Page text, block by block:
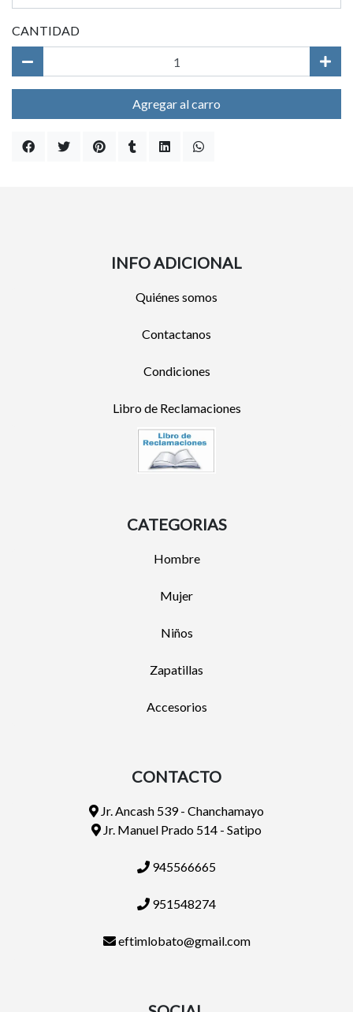
CANTIDAD
Agregar al carro
INFO ADICIONAL
Quiénes somos
Contactanos
Condiciones
Libro de Reclamaciones
CATEGORIAS
Hombre
Mujer
Niños
Zapatillas
Accesorios
CONTACTO
Jr. Ancash 539 - Chanchamayo
Jr. Manuel Prado 514 - Satipo
945566665
951548274
eftimlobato@gmail.com